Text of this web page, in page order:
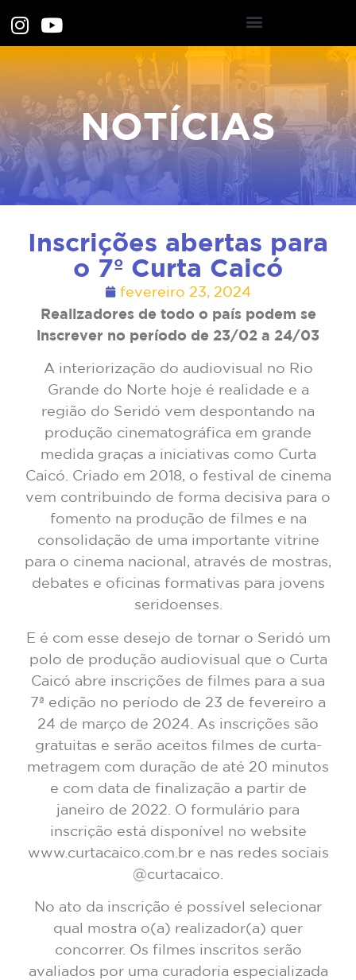
NOTÍCIAS
Inscrições abertas para
o 7º Curta Caicó
fevereiro 23, 2024
Realizadores de todo o país podem se
inscrever no período de 23/02 a 24/03
A interiorização do audiovisual no Rio
Grande do Norte hoje é realidade e a
região do Seridó vem despontando na
produção cinematográfica em grande
medida graças a iniciativas como Curta
Caicó. Criado em 2018, o festival de cinema
vem contribuindo de forma decisiva para o
fomento na produção de filmes e na
consolidação de uma importante vitrine
para o cinema nacional, através de mostras,
debates e oficinas formativas para jovens
seridoenses.
E é com esse desejo de tornar o Seridó um
polo de produção audiovisual que o Curta
Caicó abre inscrições de filmes para a sua
7ª edição no período de 23 de fevereiro a
24 de março de 2024. As inscrições são
gratuitas e serão aceitos filmes de curta-
metragem com duração de até 20 minutos
e com data de finalização a partir de
janeiro de 2022. O formulário para
inscrição está disponível no website
www.curtacaico.com.br e nas redes sociais
@curtacaico.
No ato da inscrição é possível selecionar
qual mostra o(a) realizador(a) quer
concorrer. Os filmes inscritos serão
avaliados por uma curadoria especializada